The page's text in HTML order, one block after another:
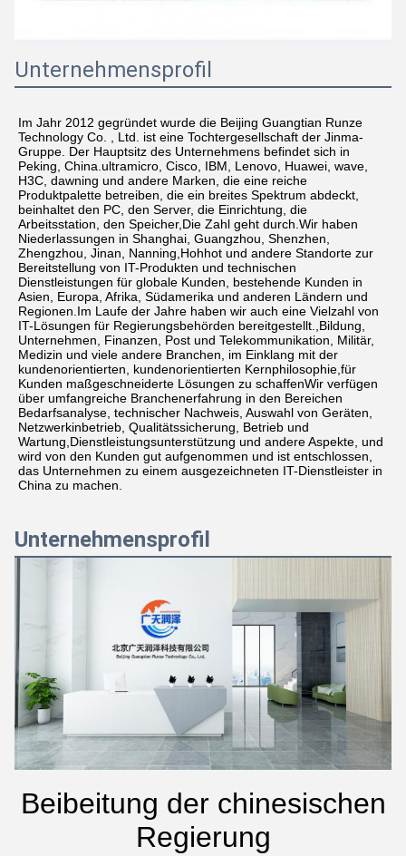
Unternehmensprofil
Im Jahr 2012 gegründet wurde die Beijing Guangtian Runze
Technology Co. , Ltd. ist eine Tochtergesellschaft der Jinma-
Gruppe. Der Hauptsitz des Unternehmens befindet sich in
Peking, China.ultramicro, Cisco, IBM, Lenovo, Huawei, wave,
H3C, dawning und andere Marken, die eine reiche
Produktpalette betreiben, die ein breites Spektrum abdeckt,
beinhaltet den PC, den Server, die Einrichtung, die
Arbeitsstation, den Speicher,Die Zahl geht durch.Wir haben
Niederlassungen in Shanghai, Guangzhou, Shenzhen,
Zhengzhou, Jinan, Nanning,Hohhot und andere Standorte zur
Bereitstellung von IT-Produkten und technischen
Dienstleistungen für globale Kunden, bestehende Kunden in
Asien, Europa, Afrika, Südamerika und anderen Ländern und
Regionen.Im Laufe der Jahre haben wir auch eine Vielzahl von
IT-Lösungen für Regierungsbehörden bereitgestellt.,Bildung,
Unternehmen, Finanzen, Post und Telekommunikation, Militär,
Medizin und viele andere Branchen, im Einklang mit der
kundenorientierten, kundenorientierten Kernphilosophie,für
Kunden maßgeschneiderte Lösungen zu schaffenWir verfügen
über umfangreiche Branchenerfahrung in den Bereichen
Bedarfsanalyse, technischer Nachweis, Auswahl von Geräten,
Netzwerkinbetrieb, Qualitätssicherung, Betrieb und
Wartung,Dienstleistungsunterstützung und andere Aspekte, und
wird von den Kunden gut aufgenommen und ist entschlossen,
das Unternehmen zu einem ausgezeichneten IT-Dienstleister in
China zu machen.
Unternehmensprofil
Beibeitung der chinesischen
Regierung